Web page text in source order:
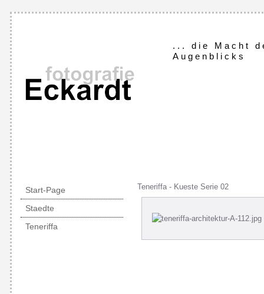
... die Macht
Augenblicks
Start-Page
Staedte
Teneriffa
Teneriffa - Kueste Serie 02